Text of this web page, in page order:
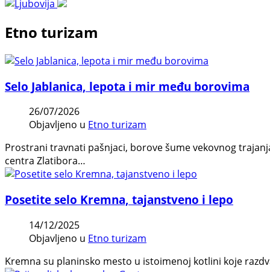
Etno turizam
Selo Jablanica, lepota i mir među borovima
26/07/2026
Objavljeno u Etno turizam
Prostrani travnati pašnjaci, borove šume vekovnog
centra Zlatibora…
Posetite selo Kremna, tajanstveno i lepo
14/12/2025
Objavljeno u Etno turizam
Kremna su planinsko mesto u istoimenoj kotlini koje